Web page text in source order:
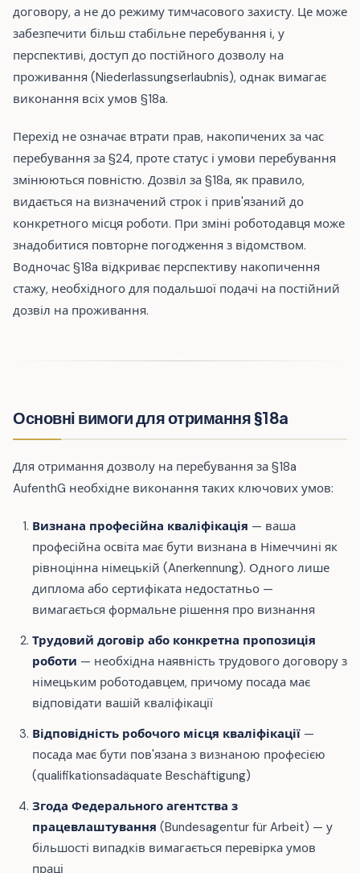
договору, а не до режиму тимчасового захисту. Це може
забезпечити більш стабільне перебування і, у
перспективі, доступ до постійного дозволу на
проживання (Niederlassungserlaubnis), однак вимагає
виконання всіх умов §18a.
Перехід не означає втрати прав, накопичених за час
перебування за §24, проте статус і умови перебування
змінюються повністю. Дозвіл за §18a, як правило,
видається на визначений строк і прив'язаний до
конкретного місця роботи. При зміні роботодавця може
знадобитися повторне погодження з відомством.
Водночас §18a відкриває перспективу накопичення
стажу, необхідного для подальшої подачі на постійний
дозвіл на проживання.
Основні вимоги для отримання §18a
Для отримання дозволу на перебування за §18a
AufenthG необхідне виконання таких ключових умов:
Визнана професійна кваліфікація — ваша
професійна освіта має бути визнана в Німеччині як
рівноцінна німецькій (Anerkennung). Одного лише
диплома або сертифіката недостатньо —
вимагається формальне рішення про визнання
Трудовий договір або конкретна пропозиція
роботи — необхідна наявність трудового договору з
німецьким роботодавцем, причому посада має
відповідати вашій кваліфікації
Відповідність робочого місця кваліфікації —
посада має бути пов'язана з визнаною професією
(qualifikationsadäquate Beschäftigung)
Згода Федерального агентства з
працевлаштування (Bundesagentur für Arbeit) — у
більшості випадків вимагається перевірка умов
праці